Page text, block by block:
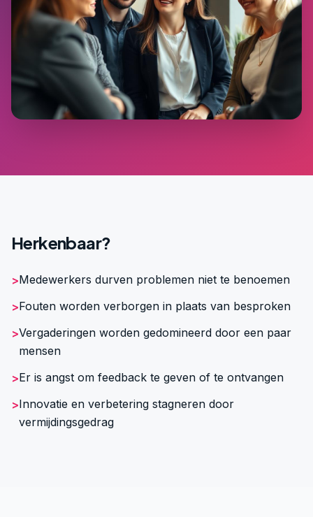
Herkenbaar?
>Medewerkers durven problemen niet te benoemen
>Fouten worden verborgen in plaats van besproken
>Vergaderingen worden gedomineerd door een paar
mensen
>Er is angst om feedback te geven of te ontvangen
>Innovatie en verbetering stagneren door
vermijdingsgedrag